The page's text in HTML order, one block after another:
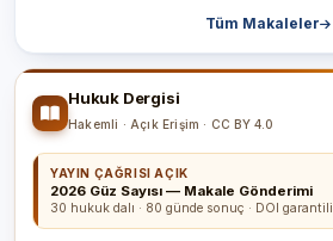
Tüm Makaleler
Hukuk Dergisi
Hakemli · Açık Erişim · CC BY 4.0
YAYIN ÇAĞRISI AÇIK
2026 Güz Sayısı — Makale Gönderimi
30 hukuk dalı · 80 günde sonuç · DOI garantili